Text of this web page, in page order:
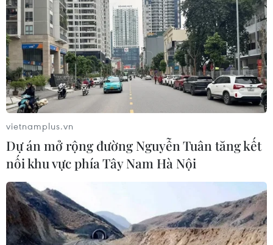
vietnamplus.vn
Dự án mở rộng đường Nguyễn Tuân tăng kết
nối khu vực phía Tây Nam Hà Nội